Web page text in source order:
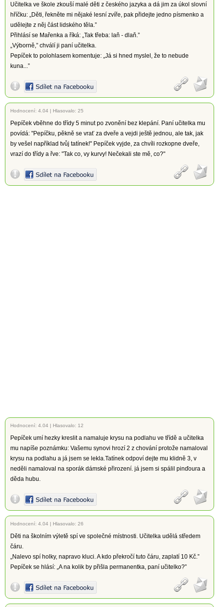
Učitelka ve škole zkouší malé děti z českého jazyka a dá jim za úkol slovní
hříčku: „Děti, řekněte mi nějaké lesní zvíře, pak přidejte jedno písmenko a
udělejte z něj část lidského těla.”
Přihlásí se Mařenka a říká: „Tak třeba: laň - dlaň.”
„Výborně,” chválí ji paní učitelka.
Pepíček to polohlasem komentuje: „Já si hned myslel, že to nebude
kuna...”
Hodnocení: 4.04 | Hlasovalo: 25
Pepíček vběhne do třídy 5 minut po zvonění bez klepání. Paní učitelka mu
povídá: "Pepíčku, pěkně se vrať za dveře a vejdi ještě jednou, ale tak, jak
by vešel například tvůj tatínek!" Pepíček vyjde, za chvíli rozkopne dveře,
vrazí do třídy a řve: "Tak co, vy kurvy! Nečekali ste mě, co?"
Hodnocení: 4.04 | Hlasovalo: 12
Pepíček umí hezky kreslit a namaluje krysu na podlahu ve třídě a učitelka
mu napíše poznámku: Vašemu synovi hrozí 2 z chování protože namaloval
krysu na podlahu a já jsem se lekla.Tatínek odpoví dejte mu klidně 3, v
neděli namaloval na sporák dámské přirození. já jsem si spálil pinďoura a
děda hubu.
Hodnocení: 4.04 | Hlasovalo: 26
Děti na školním výletě spí ve společné místnosti. Učitelka udělá středem
čáru.
„Nalevo spí holky, napravo kluci. A kdo překročí tuto čáru, zaplatí 10 Kč.”
Pepíček se hlásí: „A na kolik by přišla permanentka, paní učitelko?”